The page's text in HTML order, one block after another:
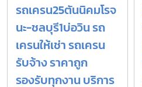
รถเครน25ตันนิคมโรจ
นะ-ชลบุรี1บ่อวิน รถ
เครนให้เช่า รถเครน
รับจ้าง ราคาถูก
รองรับทุกงาน บริการ